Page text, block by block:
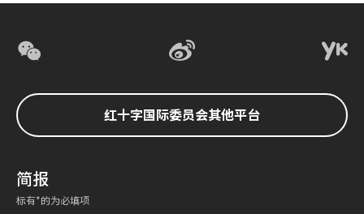
红十字国际委员会其他平台
简报
标有*的为必填项